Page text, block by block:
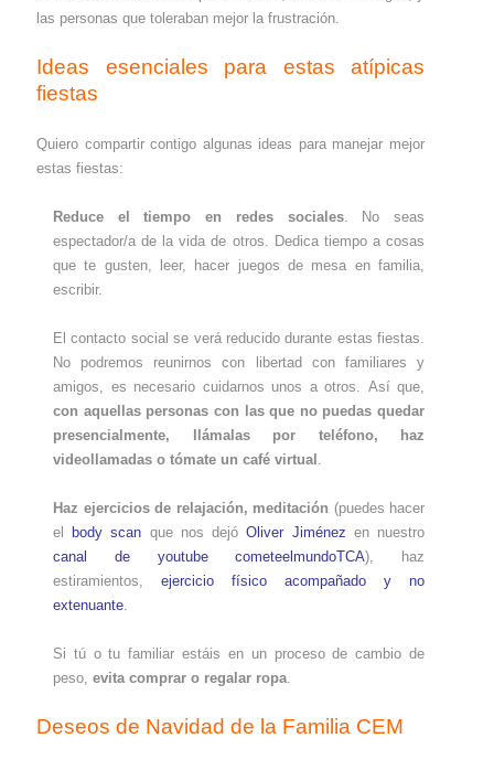
las personas que toleraban mejor la frustración.
Ideas esenciales para estas atípicas
fiestas
Quiero compartir contigo algunas ideas para manejar mejor
estas fiestas:
Reduce el tiempo en redes sociales. No seas
espectador/a de la vida de otros. Dedica tiempo a cosas
que te gusten, leer, hacer juegos de mesa en familia,
escribir.
El contacto social se verá reducido durante estas fiestas.
No podremos reunirnos con libertad con familiares y
amigos, es necesario cuidarnos unos a otros. Así que,
con aquellas personas con las que no puedas quedar
presencialmente, llámalas por teléfono, haz
videollamadas o tómate un café virtual
Haz ejercicios de relajación, meditación (puedes hacer
el
body scan que nos dejóOliver Jiménez en nuestro
canal de youtube cometeelmundoTCA), haz
estiramientos, ejercicio físico acompañado y no
extenuante
Si tú o tu familiar estáis en un proceso de cambio de
peso, evita comprar o regalar ropa
Deseos de Navidad de la Familia CEM